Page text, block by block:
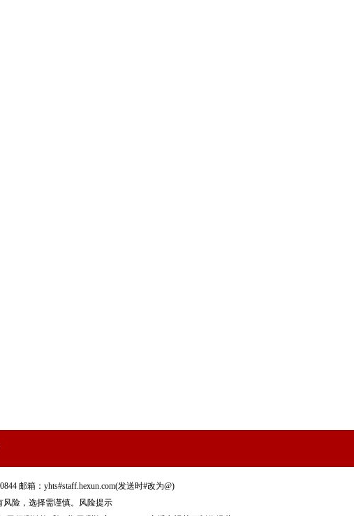
邮箱：yhts#staff.hexun.com(发送时#改为@)
险，选择需谨慎。
风险提示